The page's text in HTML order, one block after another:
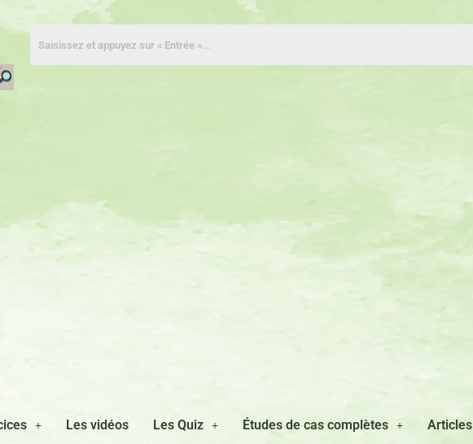
Les vidéos Les Quiz Études de cas complètes Articles